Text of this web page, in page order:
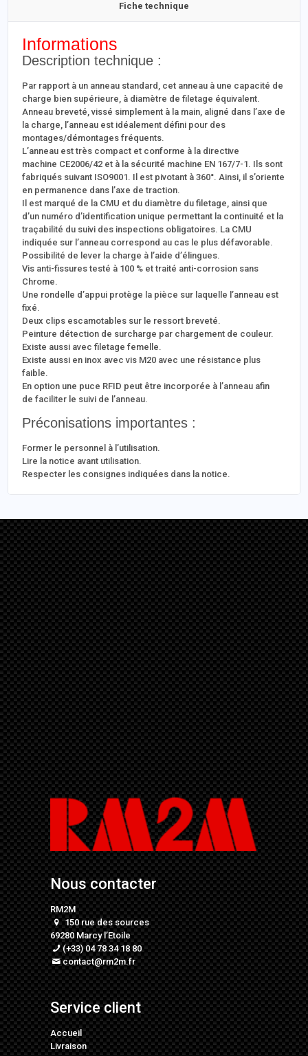
Fiche technique
Informations
Description technique :
Par rapport à un anneau standard, cet anneau à une capacité de
charge bien supérieure, à diamètre de filetage équivalent.
Anneau breveté, vissé simplement à la main, aligné dans l’axe de
la charge, l’anneau est idéalement défini pour des
montages/démontages fréquents.
L’anneau est très compact et conforme à la directive
machine CE2006/42 et à la sécurité machine EN 167/7-1. Ils sont
fabriqués suivant ISO9001. Il est pivotant à 360°. Ainsi, il s’oriente
en permanence dans l’axe de traction.
Il est marqué de la CMU et du diamètre du filetage, ainsi que
d’un numéro d’identification unique permettant la continuité et la
traçabilité du suivi des inspections obligatoires. La CMU
indiquée sur l’anneau correspond au cas le plus défavorable.
Possibilité de lever la charge à l’aide d’élingues.
Vis anti-fissures testé à 100 % et traité anti-corrosion sans
Chrome.
Une rondelle d’appui protège la pièce sur laquelle l’anneau est
fixé.
Deux clips escamotables sur le ressort breveté.
Peinture détection de surcharge par chargement de couleur.
Existe aussi avec filetage femelle.
Existe aussi en inox avec vis M20 avec une résistance plus
faible.
En option une puce RFID peut être incorporée à l’anneau afin
de faciliter le suivi de l’anneau.
Préconisations importantes :
Former le personnel à l’utilisation.
Lire la notice avant utilisation.
Respecter les consignes indiquées dans la notice.
Nous contacter
RM2M
150 rue des sources
69280 Marcy l’Etoile
(+33) 04 78 34 18 80
contact@rm2m.fr
Service client
Accueil
Livraison